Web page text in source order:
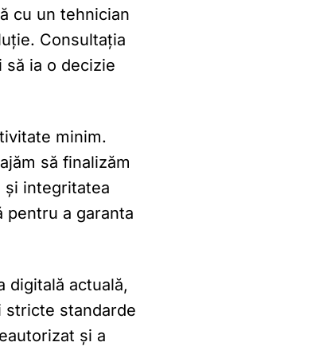
cu un tehnician
Consultația
ia o decizie
minim.
să finalizăm
și integritatea
pentru a garanta
digitală actuală,
stricte standarde
și a